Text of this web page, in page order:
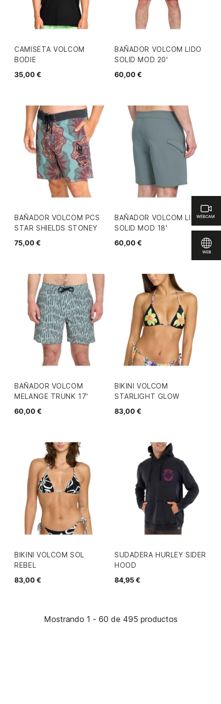
CAMISETA VOLCOM
BODIE
35,00 €
BAÑADOR VOLCOM LIDO
SOLID MOD 20'
60,00 €
BAÑADOR VOLCOM PCS
STAR SHIELDS STONEY
75,00 €
BAÑADOR VOLCOM LIDO
SOLID MOD 18'
60,00 €
BAÑADOR VOLCOM
MELANGE TRUNK 17'
60,00 €
BIKINI VOLCOM
STARLIGHT GLOW
83,00 €
BIKINI VOLCOM SOL
REBEL
83,00 €
SUDADERA HURLEY SIDER
HOOD
84,95 €
Mostrando 1 - 60 de 495 productos